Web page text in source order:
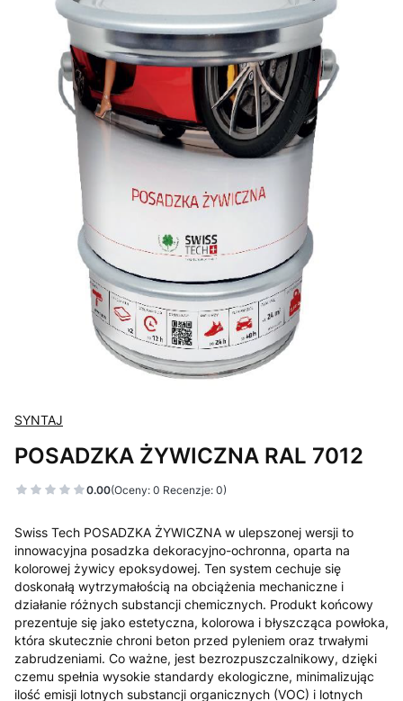
SYNTAJ
POSADZKA ŻYWICZNA RAL 7012
0.00(Oceny: 0 Recenzje: 0)
Swiss Tech POSADZKA ŻYWICZNA w ulepszonej wersji to
innowacyjna posadzka dekoracyjno-ochronna, oparta na
kolorowej żywicy epoksydowej. Ten system cechuje się
doskonałą wytrzymałością na obciążenia mechaniczne i
działanie różnych substancji chemicznych. Produkt końcowy
prezentuje się jako estetyczna, kolorowa i błyszcząca powłoka,
która skutecznie chroni beton przed pyleniem oraz trwałymi
zabrudzeniami. Co ważne, jest bezrozpuszczalnikowy, dzięki
czemu spełnia wysokie standardy ekologiczne, minimalizując
ilość emisji lotnych substancji organicznych (VOC) i lotnych